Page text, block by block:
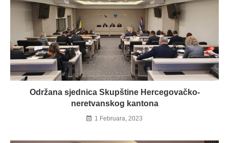
Održana sjednica Skupštine Hercegovačko-
neretvanskog kantona
1 Februara, 2023